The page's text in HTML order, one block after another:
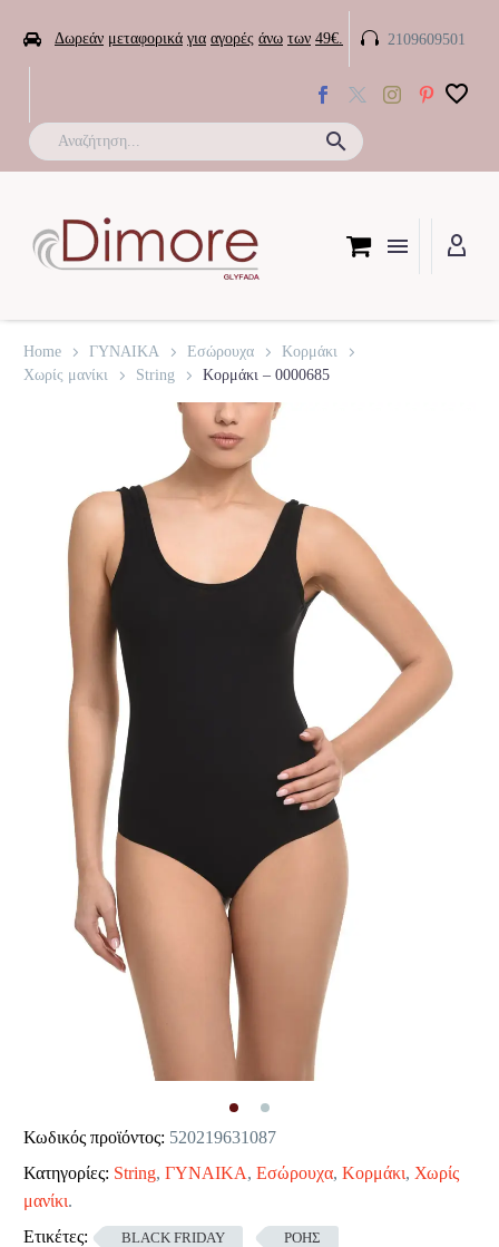
 Δωρεάν μεταφορικά για αγορές άνω των 49€. 
 2109609501
Home ΓΥΝΑΙΚΑ Εσώρουχα
Κορμάκι
Χωρίς μανίκι
String Κορμάκι – 0000685
Κωδικός προϊόντος: 520219631087
Κατηγορίες: String, ΓΥΝΑΙΚΑ, Εσώρουχα, Κορμάκι, Χωρίς
μανίκι.
Ετικέτες:
BLACK FRIDAY ΡΟΗΣ